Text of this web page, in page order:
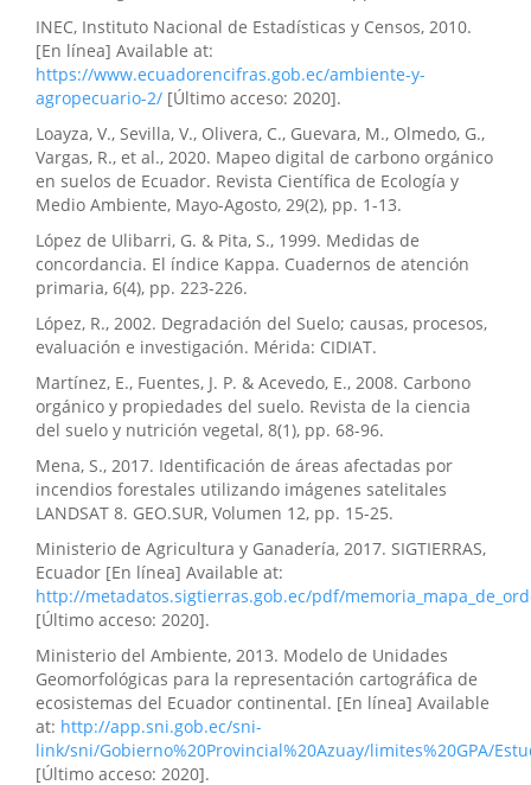
INEC, Instituto Nacional de Estadísticas y Censos, 2010.
[En línea] Available at:
https://www.ecuadorencifras.gob.ec/ambiente-y-
agropecuario-2/ [Último acceso: 2020].
Loayza, V., Sevilla, V., Olivera, C., Guevara, M., Olmedo, G.,
Vargas, R., et al., 2020. Mapeo digital de carbono orgánico
en suelos de Ecuador. Revista Científica de Ecología y
Medio Ambiente, Mayo-Agosto, 29(2), pp. 1-13.
López de Ulibarri, G. & Pita, S., 1999. Medidas de
concordancia. El índice Kappa. Cuadernos de atención
primaria, 6(4), pp. 223-226.
López, R., 2002. Degradación del Suelo; causas, procesos,
evaluación e investigación. Mérida: CIDIAT.
Martínez, E., Fuentes, J. P. & Acevedo, E., 2008. Carbono
orgánico y propiedades del suelo. Revista de la ciencia
del suelo y nutrición vegetal, 8(1), pp. 68-96.
Mena, S., 2017. Identificación de áreas afectadas por
incendios forestales utilizando imágenes satelitales
LANDSAT 8. GEO.SUR, Volumen 12, pp. 15-25.
Ministerio de Agricultura y Ganadería, 2017. SIGTIERRAS,
Ecuador [En línea] Available at:
http://metadatos.sigtierras.gob.ec/pdf/
[Último acceso: 2020].
Ministerio del Ambiente, 2013. Modelo de Unidades
Geomorfológicas para la representación cartográfica de
ecosistemas del Ecuador continental. [En línea] Available
at: http://app.sni.gob.ec/sni-
link/sni/Gobierno%20Provincial%20Azuay/limites%20GPA/
[Último acceso: 2020].